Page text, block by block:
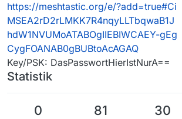
https://meshtastic.org/e/?add=true#Ci
MSEA2rD2rLMKK7R4nqyLLTbqwaB1J
hdW1NVUMoATABOgIIEBIWCAEY-gEg
CygFOANAB0gBUBtoAcAGAQ
Key/PSK: DasPasswortHierIstNurA==
Statistik
0 81 30